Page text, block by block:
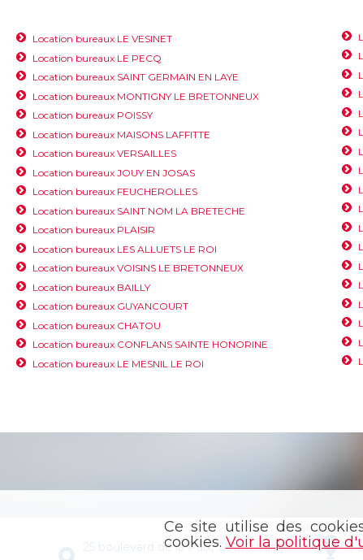
Location bureaux LE VESINET
Location bureaux LE PECQ
Location bureaux SAINT GERMAIN EN LAYE
Location bureaux MONTIGNY LE BRETONNEUX
Location bureaux POISSY
Location bureaux MAISONS LAFFITTE
Location bureaux VERSAILLES
Location bureaux JOUY EN JOSAS
Location bureaux FEUCHEROLLES
Location bureaux SAINT NOM LA BRETECHE
Location bureaux PLAISIR
Location bureaux LES ALLUETS LE ROI
Location bureaux VOISINS LE BRETONNEUX
Location bureaux BAILLY
Location bureaux GUYANCOURT
Location bureaux CHATOU
Location bureaux CONFLANS SAINTE HONORINE
Location bureaux LE MESNIL LE ROI
25 boulevard de la Paix, 78100 Saint- 4
Ce site utilise des
cookies.Voir la politique